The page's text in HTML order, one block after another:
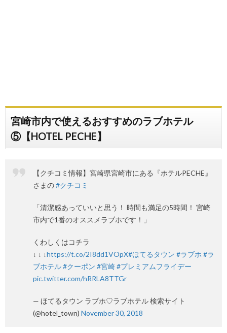
宮崎市内で使えるおすすめのラブホテル
⑤【HOTEL PECHE】
【クチコミ情報】宮崎県宮崎市にある『ホテルPECHE』
さまの#クチコミ
「清潔感あっていいと思う！ 時間も満足の5時間！ 宮崎
市内で1番のオススメラブホです！」
くわしくはコチラ
↓ ↓ ↓https://t.co/2I8dd1VOpX#ほてるタウン #ラブホ #ラ
ブホテル#クーポン #宮崎#プレミアムフライデー
pic.twitter.com/hRRLA8TTGr
— ほてるタウン ラブホ♡ラブホテル 検索サイト
(@hotel_town) November 30, 2018